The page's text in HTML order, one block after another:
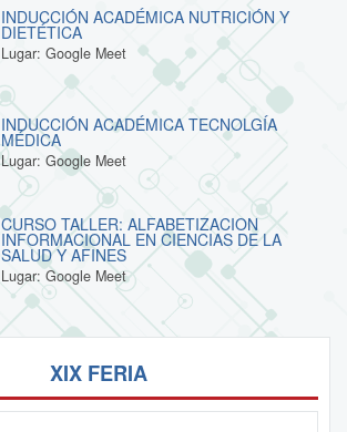
INDUCCIÓN ACADÉMICA NUTRICIÓN Y
DIETÉTICA
Lugar: Google Meet
INDUCCIÓN ACADÉMICA TECNOLGÍA
MÉDICA
Lugar: Google Meet
CURSO TALLER: ALFABETIZACION
INFORMACIONAL EN CIENCIAS DE LA
SALUD Y AFINES
Lugar: Google Meet
XIX FERIA